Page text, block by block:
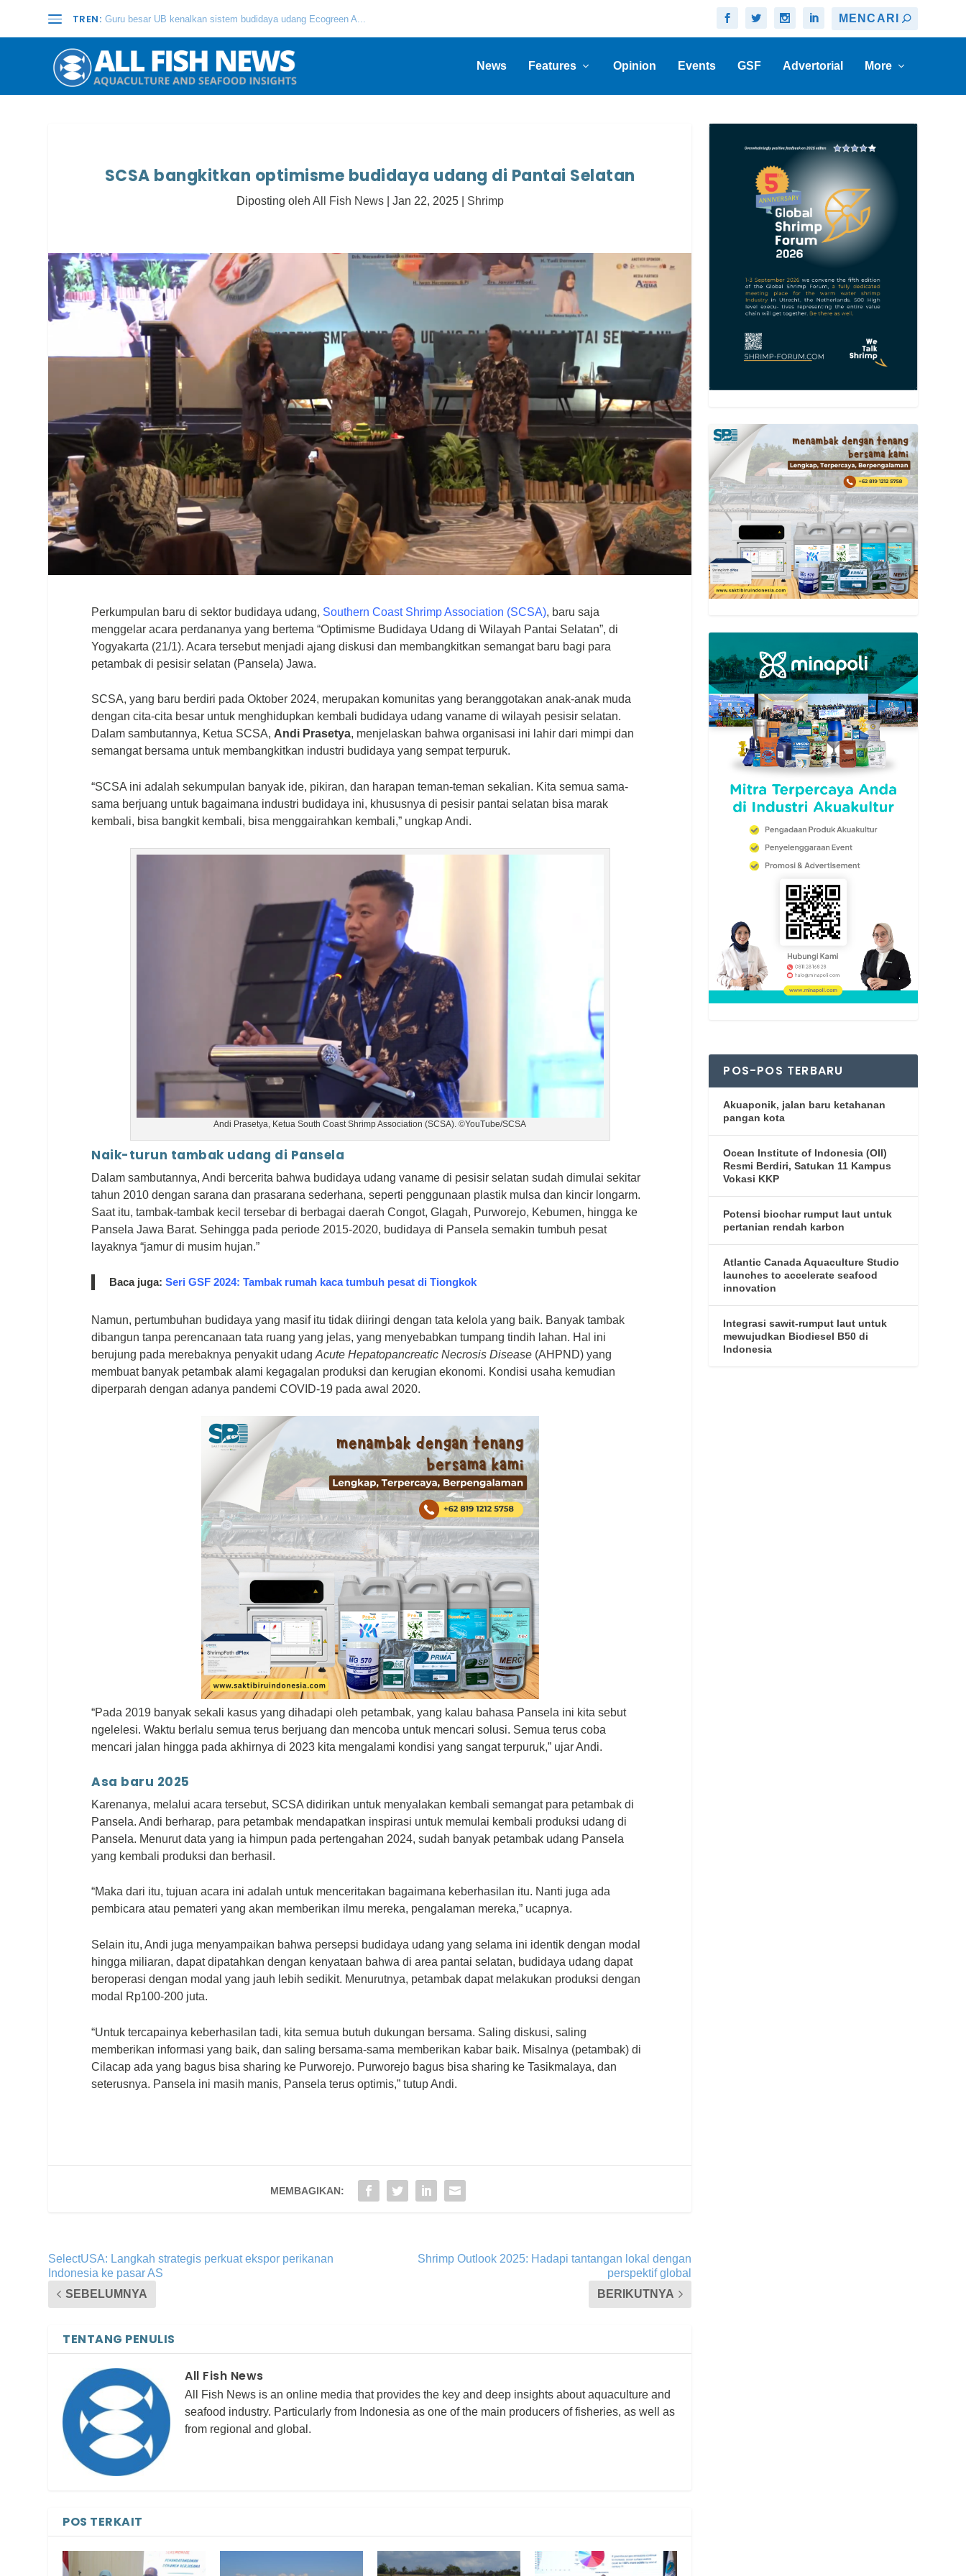
TREN: Guru besar UB kenalkan sistem budidaya udang Ecogreen A...
News Features Opinion Events GSF Advertorial More
SCSA bangkitkan optimisme budidaya udang di Pantai Selatan
Diposting oleh All Fish News| Jan 22, 2025| Shrimp
Perkumpulan baru di sektor budidaya udang, Southern Coast Shrimp Association (SCSA), baru saja
menggelar acara perdananya yang bertema “Optimisme Budidaya Udang di Wilayah Pantai Selatan”, di
Yogyakarta (21/1). Acara tersebut menjadi ajang diskusi dan membangkitkan semangat baru bagi para
petambak di pesisir selatan (Pansela) Jawa.
SCSA, yang baru berdiri pada Oktober 2024, merupakan komunitas yang beranggotakan anak-anak muda
dengan cita-cita besar untuk menghidupkan kembali budidaya udang vaname di wilayah pesisir selatan.
Dalam sambutannya, Ketua SCSA, Andi Prasetya, menjelaskan bahwa organisasi ini lahir dari mimpi dan
semangat bersama untuk membangkitkan industri budidaya yang sempat terpuruk.
“SCSA ini adalah sekumpulan banyak ide, pikiran, dan harapan teman-teman sekalian. Kita semua sama-
sama berjuang untuk bagaimana industri budidaya ini, khususnya di pesisir pantai selatan bisa marak
kembali, bisa bangkit kembali, bisa menggairahkan kembali,” ungkap Andi.
Andi Prasetya, Ketua South Coast Shrimp Association (SCSA). ©YouTube/SCSA
Naik-turun tambak udang di Pansela
Dalam sambutannya, Andi bercerita bahwa budidaya udang vaname di pesisir selatan sudah dimulai sekitar
tahun 2010 dengan sarana dan prasarana sederhana, seperti penggunaan plastik mulsa dan kincir longarm.
Saat itu, tambak-tambak kecil tersebar di berbagai daerah Congot, Glagah, Purworejo, Kebumen, hingga ke
Pansela Jawa Barat. Sehingga pada periode 2015-2020, budidaya di Pansela semakin tumbuh pesat
layaknya “jamur di musim hujan.”
Baca juga:Seri GSF 2024: Tambak rumah kaca tumbuh pesat di Tiongkok
Namun, pertumbuhan budidaya yang masif itu tidak diiringi dengan tata kelola yang baik. Banyak tambak
dibangun tanpa perencanaan tata ruang yang jelas, yang menyebabkan tumpang tindih lahan. Hal ini
berujung pada merebaknya penyakit udangAcute Hepatopancreatic Necrosis Disease (AHPND) yang
membuat banyak petambak alami kegagalan produksi dan kerugian ekonomi. Kondisi usaha kemudian
diperparah dengan adanya pandemi COVID-19 pada awal 2020.
“Pada 2019 banyak sekali kasus yang dihadapi oleh petambak, yang kalau bahasa Pansela ini kita sebut
ngelelesi. Waktu berlalu semua terus berjuang dan mencoba untuk mencari solusi. Semua terus coba
mencari jalan hingga pada akhirnya di 2023 kita mengalami kondisi yang sangat terpuruk,” ujar Andi.
Asa baru 2025
Karenanya, melalui acara tersebut, SCSA didirikan untuk menyalakan kembali semangat para petambak di
Pansela. Andi berharap, para petambak mendapatkan inspirasi untuk memulai kembali produksi udang di
Pansela. Menurut data yang ia himpun pada pertengahan 2024, sudah banyak petambak udang Pansela
yang kembali produksi dan berhasil.
“Maka dari itu, tujuan acara ini adalah untuk menceritakan bagaimana keberhasilan itu. Nanti juga ada
pembicara atau pemateri yang akan memberikan ilmu mereka, pengalaman mereka,” ucapnya.
Selain itu, Andi juga menyampaikan bahwa persepsi budidaya udang yang selama ini identik dengan modal
hingga miliaran, dapat dipatahkan dengan kenyataan bahwa di area pantai selatan, budidaya udang dapat
beroperasi dengan modal yang jauh lebih sedikit. Menurutnya, petambak dapat melakukan produksi dengan
modal Rp100-200 juta.
“Untuk tercapainya keberhasilan tadi, kita semua butuh dukungan bersama. Saling diskusi, saling
memberikan informasi yang baik, dan saling bersama-sama memberikan kabar baik. Misalnya (petambak) di
Cilacap ada yang bagus bisa sharing ke Purworejo. Purworejo bagus bisa sharing ke Tasikmalaya, dan
seterusnya. Pansela ini masih manis, Pansela terus optimis,” tutup Andi.
MEMBAGIKAN:
SelectUSA: Langkah strategis perkuat ekspor perikanan
Indonesia ke pasar AS
SEBELUMNYA
Shrimp Outlook 2025: Hadapi tantangan lokal dengan
perspektif global
BERIKUTNYA
TENTANG PENULIS
All Fish News
All Fish News is an online media that provides the key and deep insights about aquaculture and
seafood industry. Particularly from Indonesia as one of the main producers of fisheries, as well as
from regional and global.
POS TERKAIT
POS-POS TERBARU
Akuaponik, jalan baru ketahanan
pangan kota
Ocean Institute of Indonesia (OII)
Resmi Berdiri, Satukan 11 Kampus
Vokasi KKP
Potensi biochar rumput laut untuk
pertanian rendah karbon
Atlantic Canada Aquaculture Studio
launches to accelerate seafood
innovation
Integrasi sawit-rumput laut untuk
mewujudkan Biodiesel B50 di
Indonesia